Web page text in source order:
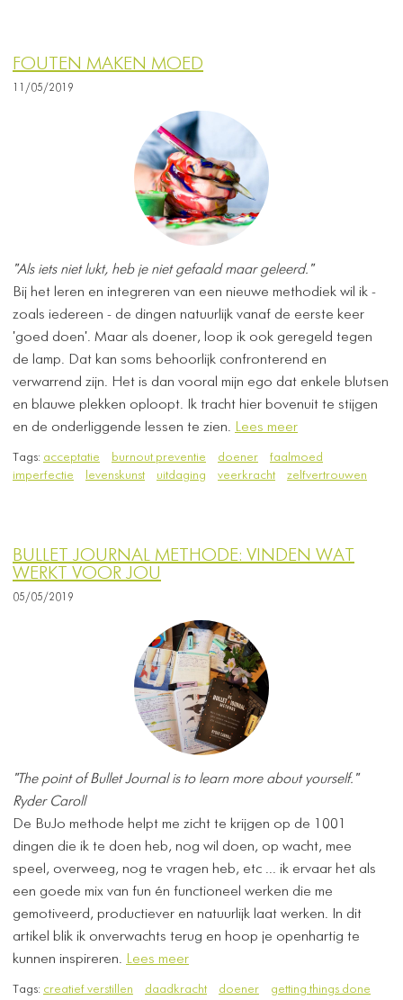
FOUTEN MAKEN MOED
11/05/2019
"Als iets niet lukt, heb je niet gefaald maar geleerd."
Bij het leren en integreren van een nieuwe methodiek wil ik -
zoals iedereen - de dingen natuurlijk vanaf de eerste keer
'goed doen'. Maar als doener, loop ik ook geregeld tegen
de lamp. Dat kan soms behoorlijk confronterend en
verwarrend zijn. Het is dan vooral mijn ego dat enkele blutsen
en blauwe plekken oploopt. Ik tracht hier bovenuit te stijgen
en de onderliggende lessen te zien. Lees meer
Tags: acceptatie burnout preventie doener
faalmoed
imperfectie
levenskunst uitdaging veerkracht zelfvertrouwen
BULLET JOURNAL METHODE: VINDEN WAT
WERKT VOOR JOU
05/05/2019
"The point of Bullet Journal is to learn more about yourself."
Ryder Caroll
De BuJo methode helpt me zicht te krijgen op de 1001
dingen die ik te doen heb, nog wil doen, op wacht, mee
speel, overweeg, nog te vragen heb, etc ... ik ervaar het als
een goede mix van fun én functioneel werken die me
gemotiveerd, productiever en natuurlijk laat werken. In dit
artikel blik ik onverwachts terug en hoop je openhartig te
kunnen inspireren. Lees meer
Tags: creatief verstillen daadkracht doener
getting things done